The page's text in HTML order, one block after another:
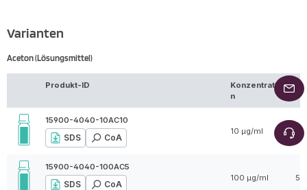
Varianten
Aceton (Lösungsmittel)
Produkt-ID
Konzentratio
n
15900-4040-10AC10
SDS CoA
10 µg/ml
15900-4040-100AC5
SDS CoA
100 µg/ml 5